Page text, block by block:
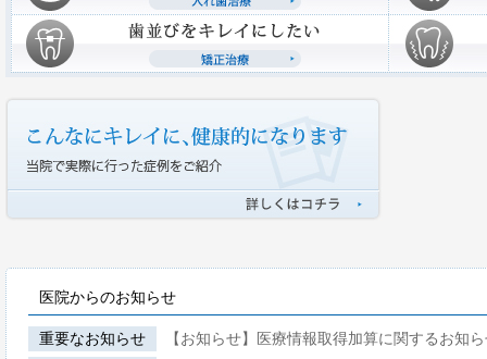
医院からのお知らせ
重要なお知らせ 【お知らせ】医療情報取得加算に関するお知